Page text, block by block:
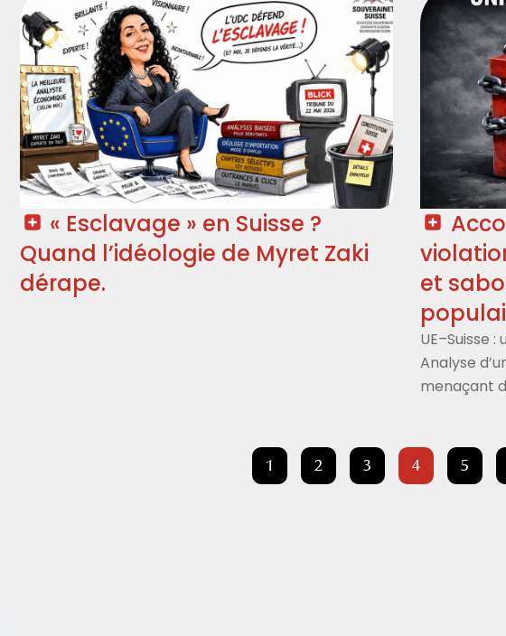
« Esclavage » en Suisse ?
Quand l’idéologie de Myret Zaki
dérape.
et
UE–Suisse
Analyse
menaçant
1 2 3 4 5